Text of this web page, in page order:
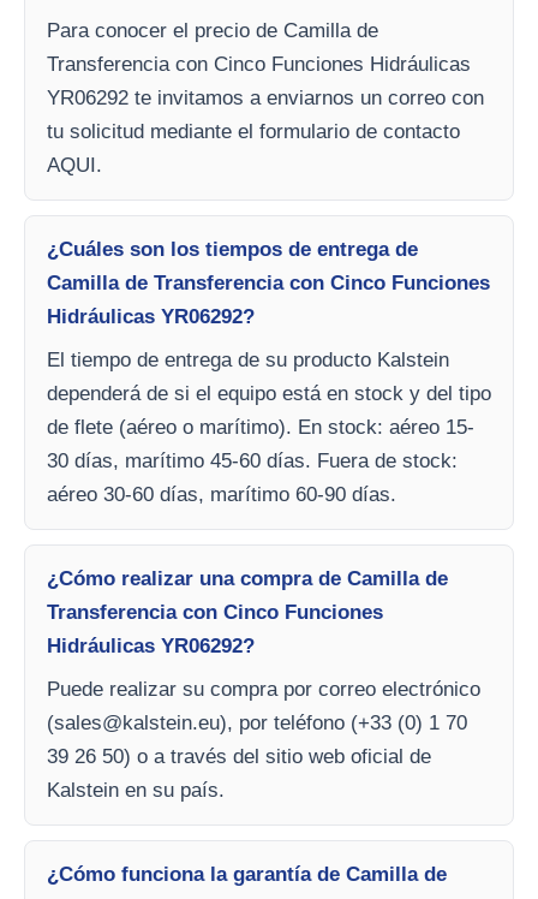
Para conocer el precio de Camilla de
Transferencia con Cinco Funciones Hidráulicas
YR06292 te invitamos a enviarnos un correo con
tu solicitud mediante el formulario de contacto
AQUI.
¿Cuáles son los tiempos de entrega de
Camilla de Transferencia con Cinco Funciones
Hidráulicas YR06292?
El tiempo de entrega de su producto Kalstein
dependerá de si el equipo está en stock y del tipo
de flete (aéreo o marítimo). En stock: aéreo 15-
30 días, marítimo 45-60 días. Fuera de stock:
aéreo 30-60 días, marítimo 60-90 días.
¿Cómo realizar una compra de Camilla de
Transferencia con Cinco Funciones
Hidráulicas YR06292?
Puede realizar su compra por correo electrónico
(sales@kalstein.eu), por teléfono (+33 (0) 1 70
39 26 50) o a través del sitio web oficial de
Kalstein en su país.
¿Cómo funciona la garantía de Camilla de